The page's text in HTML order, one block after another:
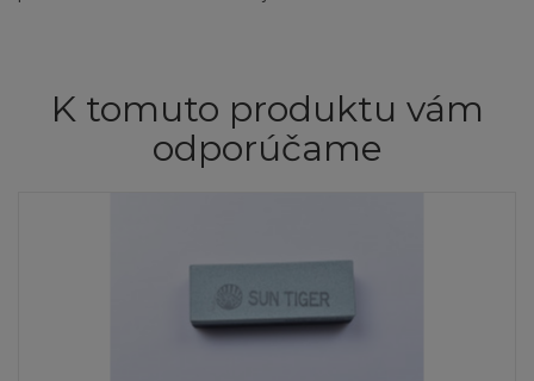
K tomuto produktu vám
odporúčame